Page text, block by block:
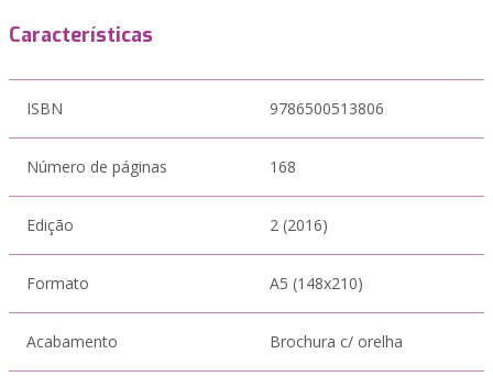
Características
ISBN 9786500513806
Número de páginas 168
Edição 2 (2016)
Formato A5 (148x210)
Acabamento Brochura c/ orelha